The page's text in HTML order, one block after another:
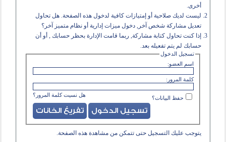
أخرى.
ليست لديك صلاحية أو إمتيازات كافية لدخول هذه الصفحة. هل تحاول
تعديل مشاركة شخص آخر, دخول ميزات إدارية أو نظام متميز آخر؟
إذا كنت تحاول كتابة مشاركة, ربما قامت الإدارة بحظر حسابك , أو أن
حسابك لم يتم تفعيله بعد.
تسجيل الدخول
اسم العضو:
كلمة المرور:
هل نسيت كلمة المرور؟ حفظ البيانات؟
يتوجب عليك التسجيل حتى تتمكن من مشاهدة هذه الصفحة.